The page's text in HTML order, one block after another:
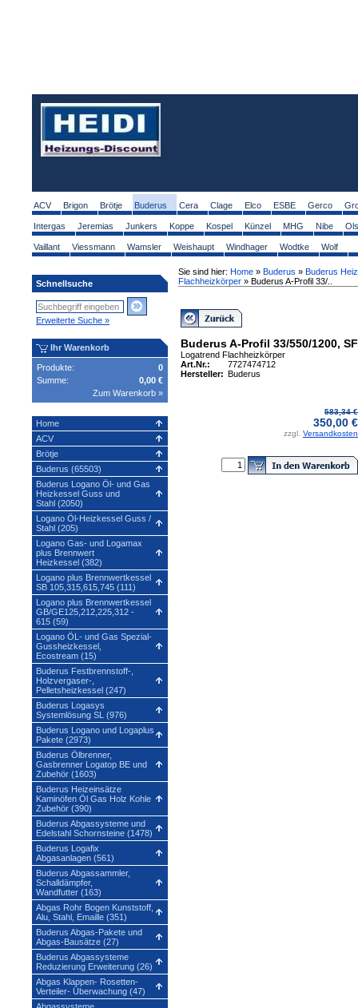
ACV Brigon Brötje Buderus Cera Clage Elco ESBE Gerco
Intergas Jeremias Junkers Koppe Kospel Künzel MHG Nibe
Vaillant Viessmann Wamsler Weishaupt Windhager Wodtke Wolf
Schnellsuche
Erweiterte Suche »
Ihr Warenkorb
Produkte:
0
Summe:
0,00 €
Zum Warenkorb »
Home
ACV
Brötje
Buderus (65503)
Buderus Logano Öl- und Gas
Heizkessel Guss und
Stahl (2050)
Logano Öl-Heizkessel Guss /
Stahl (205)
Logano Gas- und Logamax
plus Brennwert
Heizkessel (382)
Logano plus Brennwertkessel
SB 105,315,615,745 (111)
Logano plus Brennwertkessel
GB/GE125,212,225,312 -
615 (59)
Logano ÖL- und Gas Spezial-
Gussheizkessel,
Ecostream (15)
Buderus Festbrennstoff-,
Holzvergaser-,
Pelletsheizkessel (247)
Buderus Logasys
Systemlösung SL (976)
Buderus Logano und Logaplus
Pakete (2973)
Buderus Ölbrenner,
Gasbrenner Logatop BE und
Zubehör (1603)
Buderus Heizeinsätze
Kaminöfen Öl Gas Holz Kohle
Zubehör (390)
Buderus Abgassysteme und
Edelstahl Schornsteine (1478)
Buderus Logafix
Abgasanlagen (561)
Buderus Abgassammler,
Schalldämpfer,
Wandfutter (163)
Abgas Rohr Bogen Kunststoff,
Alu, Stahl, Emaille (351)
Buderus Abgas-Pakete und
Abgas-Bausätze (27)
Buderus Abgassysteme
Reduzierung Erweiterung (26)
Abgas Klappen- Rosetten-
Verteiler- Überwachung (47)
Abgassysteme
Sie sind hier: Home » Buderus » Buderus
Flachheizkörper » Buderus A-Profil 33/..
Buderus A-Profil 33/550/1200, SF
Logatrend Flachheizkörper
Art.Nr.:
7727474712
Hersteller: Buderus
583,34 €
350,00 €
zzgl. Versandkosten